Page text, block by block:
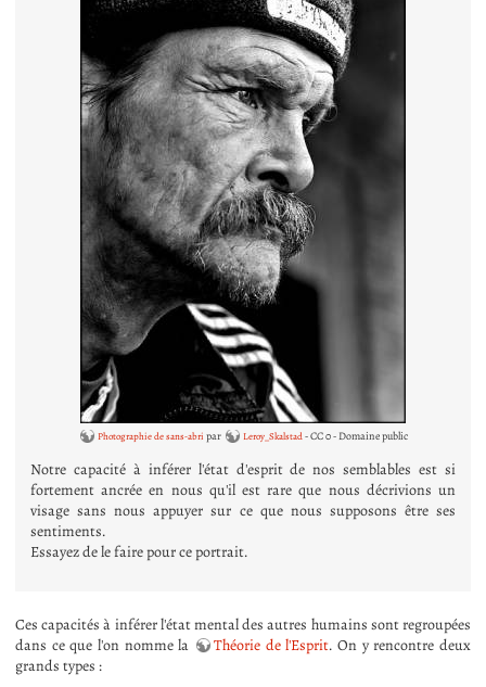
Photographie de sans-abri par Leroy_Skalstad- CC 0 - Domaine public
Notre capacité à inférer l'état d'esprit de nos semblables est si
fortement ancrée en nous qu'il est rare que nous décrivions un
visage sans nous appuyer sur ce que nous supposons être ses
sentiments.
Essayez de le faire pour ce portrait.
Ces capacités à inférer l'état mental des autres humains sont regroupées
dans ce que l'on nomme la
Théorie de l'Esprit. On y rencontre deux
grands types :